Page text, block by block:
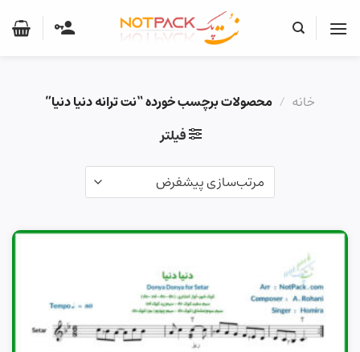
خانه / محصولات برچسب خورده “نت ترانه دنیا دنیا”
فیلتر